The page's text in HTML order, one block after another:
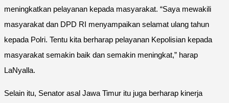
meningkatkan pelayanan kepada masyarakat. “Saya mewakili
masyarakat dan DPD RI menyampaikan selamat ulang tahun
kepada Polri. Tentu kita berharap pelayanan Kepolisian kepada
masyarakat semakin baik dan semakin meningkat,” harap
LaNyalla.
Selain itu, Senator asal Jawa Timur itu juga berharap kinerja